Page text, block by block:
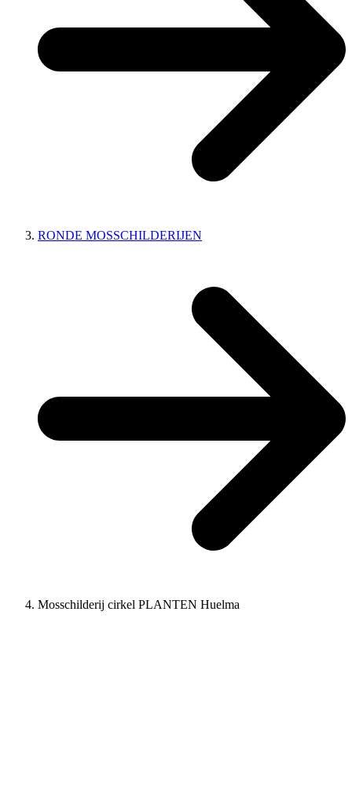
RONDE MOSSCHILDERIJEN
Mosschilderij cirkel PLANTEN Huelma